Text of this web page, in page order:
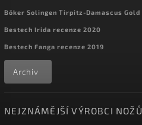
Böker Solingen Tirpitz-Damascus Gold
Bestech Irida recenze 2020
Bestech Fanga recenze 2019
Archiv
NEJZNÁMĚJŠÍ VÝROBCI NOŽŮ